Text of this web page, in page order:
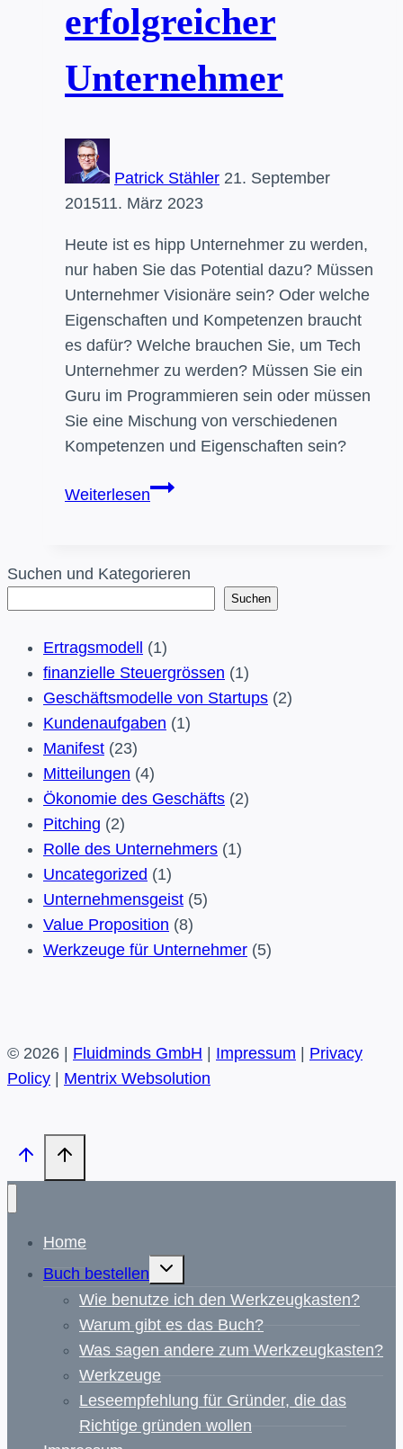
erfolgreicher
Unternehmer
Patrick Stähler 21. September
201511. März 2023
Heute ist es hipp Unternehmer zu werden,
nur haben Sie das Potential dazu? Müssen
Unternehmer Visionäre sein? Oder welche
Eigenschaften und Kompetenzen braucht
es dafür? Welche brauchen Sie, um Tech
Unternehmer zu werden? Müssen Sie ein
Guru im Programmieren sein oder müssen
Sie eine Mischung von verschiedenen
Kompetenzen und Eigenschaften sein?
WeiterlesenHaben
zum
Gründer?
14
Eigenschaften
erfolgreicher
Unternehmer
Suchen und Kategorieren
Suchen
Ertragsmodell
(1)
finanzielle Steuergrössen (1)
Geschäftsmodelle von Startups (2)
Kundenaufgaben (1)
Manifest (23)
Mitteilungen (4)
Ökonomie des Geschäfts (2)
Pitching (2)
Rolle des Unternehmers (1)
Uncategorized (1)
Unternehmensgeist (5)
Value Proposition (8)
Werkzeuge für Unternehmer (5)
© 2026 | Fluidminds GmbH Impressum
Privacy
Policy
Mentrix Websolution
Home
Buch bestellen
Untermenü
Wie benutze ich den Werkzeugkasten?
Warum gibt es das Buch?
Was sagen andere zum Werkzeugkasten?
Werkzeuge
Leseempfehlung für Gründer, die das
Richtige gründen wollen